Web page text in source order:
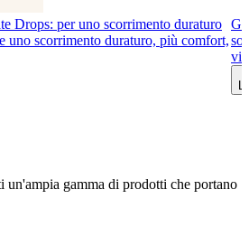
Drops: per uno scorrimento duraturo
scorrimento duraturo, più comfort,
gamma di prodotti che portano